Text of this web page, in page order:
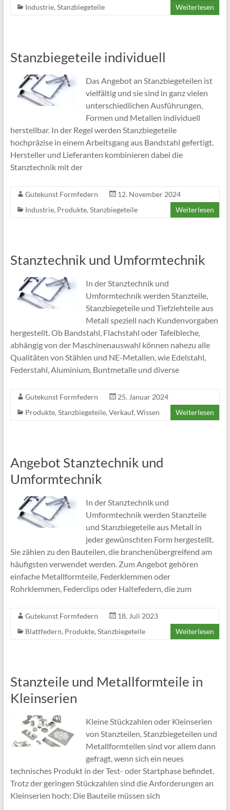
Industrie, Stanzbiegeteile Weiterlesen
Stanzbiegeteile individuell
Das Angebot an Stanzbiegeteilen ist
vielfältig und sie sind in ganz vielen
unterschiedlichen Ausführungen,
Formen und Metallen individuell
herstellbar. In der Regel werden Stanzbiegeteile
hochpräzise in einem Arbeitsgang aus Bandstahl gefertigt.
Hersteller und Lieferanten kombinieren dabei die
Stanztechnik mit der
Gutekunst Formfedern
12. November 2024
Industrie, Produkte, Stanzbiegeteile Weiterlesen
Stanztechnik und Umformtechnik
In der Stanztechnik und
Umformtechnik werden Stanzteile,
Stanzbiegeteile und Tiefziehteile aus
Metall speziell nach Kundenvorgaben
hergestellt. Ob Bandstahl, Flachstahl oder Tafelbleche,
abhängig von der Maschinenauswahl können nahezu alle
Qualitäten von Stählen und NE-Metallen, wie Edelstahl,
Federstahl, Aluminium, Buntmetalle und diverse
Gutekunst Formfedern
25. Januar 2024
Produkte, Stanzbiegeteile, Verkauf, Wissen Weiterlesen
Angebot Stanztechnik und
Umformtechnik
In der Stanztechnik und
Umformtechnik werden Stanzteile
und Stanzbiegeteile aus Metall in
jeder gewünschten Form hergestellt.
Sie zählen zu den Bauteilen, die branchenübergreifend am
häufigsten verwendet werden. Zum Angebot gehören
einfache Metallformteile, Federklemmen oder
Rohrklemmen, Federclips oder Haltefedern, die zum
Gutekunst Formfedern
18. Juli 2023
Blattfedern, Produkte, Stanzbiegeteile Weiterlesen
Stanzteile und Metallformteile in
Kleinserien
Kleine Stückzahlen oder Kleinserien
von Stanzteilen, Stanzbiegeteilen und
Metallformteilen sind vor allem dann
gefragt, wenn sich ein neues
technisches Produkt in der Test- oder Startphase befindet.
Trotz der geringen Stückzahlen sind die Anforderungen an
Kleinserien hoch: Die Bauteile müssen sich